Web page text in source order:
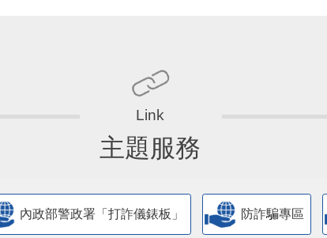
主題服務
內政部警政署「打詐儀錶板」 防詐騙專區